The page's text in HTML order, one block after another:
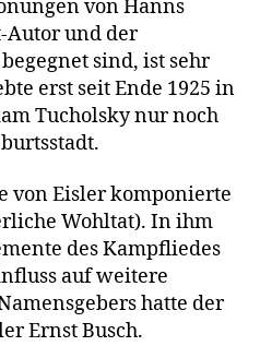
von Hanns
Autor und der
sind, ist sehr
erst seit Ende 1925 in
Tucholsky nur noch
von Eisler komponierte
Wohltat). In ihm
des Kampfliedes
auf weitere
hatte der
Ernst Busch.